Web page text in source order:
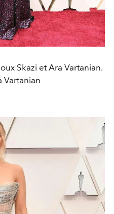
Skazi et Ara Vartanian.
Vartanian